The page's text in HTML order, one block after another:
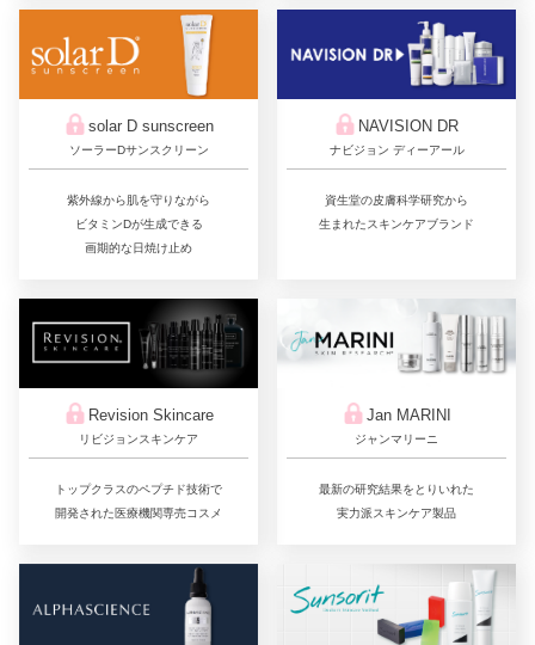
solar D sunscreen
ソーラーDサンスクリーン
紫外線から肌を守りながら
ビタミンDが生成できる
画期的な日焼け止め
NAVISION DR
ナビジョン ディーアール
資生堂の皮膚科学研究から
生まれたスキンケアブランド
Revision Skincare
リビジョンスキンケア
トップクラスのペプチド技術で
開発された医療機関専売コスメ
Jan MARINI
ジャンマリーニ
最新の研究結果をとりいれた
実力派スキンケア製品